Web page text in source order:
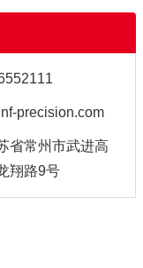
precision.com
省常州市武进高
翔路9号